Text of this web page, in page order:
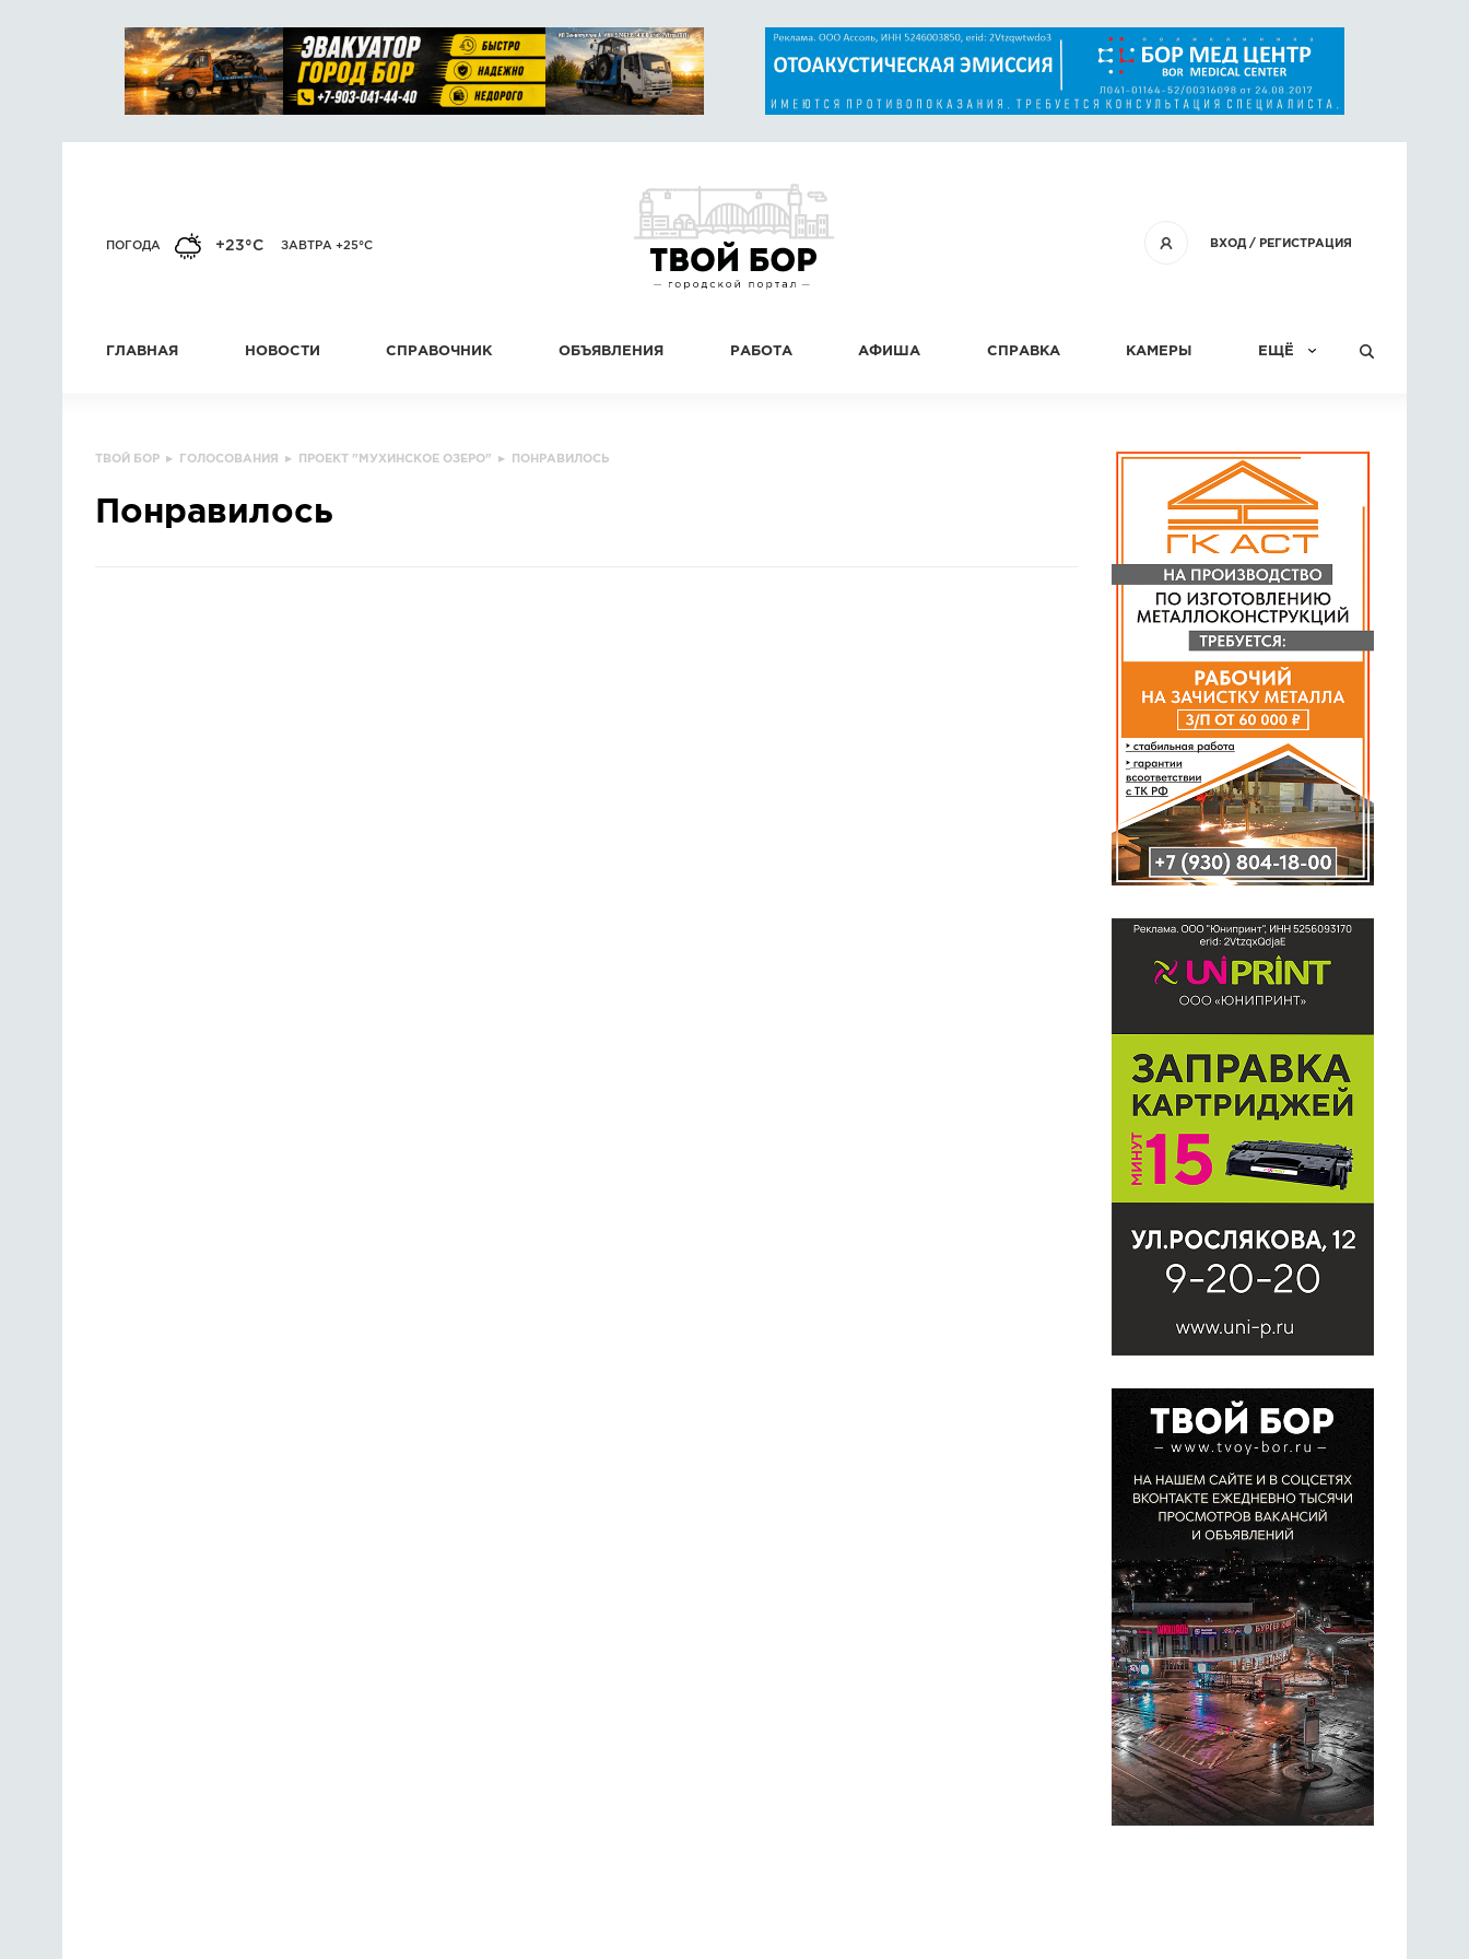
ВХОД/ РЕГИСТРАЦИЯ
ПОГОДА +23°C ЗАВТРА +25°C
ГЛАВНАЯ НОВОСТИ СПРАВОЧНИК ОБЪЯВЛЕНИЯ РАБОТА АФИША СПРАВКА КАМЕРЫ ЕЩЁ
СТАТЬИ
ГОЛОСОВАНИЯ
ПРЕДЛОЖИТЬ НОВОСТЬ
ФОТО
ТВОЙ БОР ▸ ГОЛОСОВАНИЯ ▸ ПРОЕКТ "МУХИНСКОЕ ОЗЕРО" ▸ ПОНРАВИЛОСЬ
Понравилось